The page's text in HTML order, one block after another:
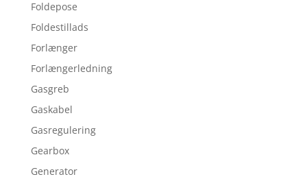
Foldepose
Foldestillads
Forlænger
Forlængerledning
Gasgreb
Gaskabel
Gasregulering
Gearbox
Generator